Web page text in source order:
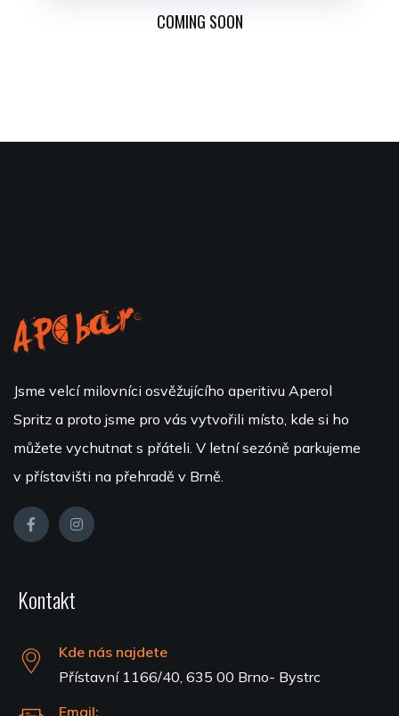
COMING SOON
Jsme velcí milovníci osvěžujícího aperitivu Aperol
Spritz a proto jsme pro vás vytvořili místo, kde si ho
můžete vychutnat s přáteli. V letní sezóně parkujeme
v přístavišti na přehradě v Brně.
Kontakt
Kde nás najdete
Přístavní 1166/40, 635 00 Brno- Bystrc
Email: